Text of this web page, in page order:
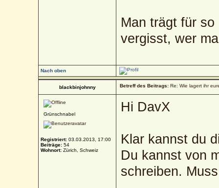
Man trägt für
vergisst, wer
Nach oben
blackbinjohnny Betreff des Beitrags: Re: Wie lagert ihr
Grünschnabel
Registriert: 03.03.2013, 17:00
Beiträge: 54
Wohnort: Zürich, Schweiz
Hi DavX
Klar kannst du
Du kannst von
schreiben.